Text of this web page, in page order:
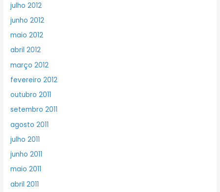
julho 2012
junho 2012
maio 2012
abril 2012
março 2012
fevereiro 2012
outubro 2011
setembro 2011
agosto 2011
julho 2011
junho 2011
maio 2011
abril 2011